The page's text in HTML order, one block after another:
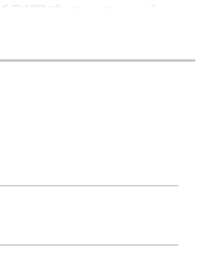
型円建てステーブル